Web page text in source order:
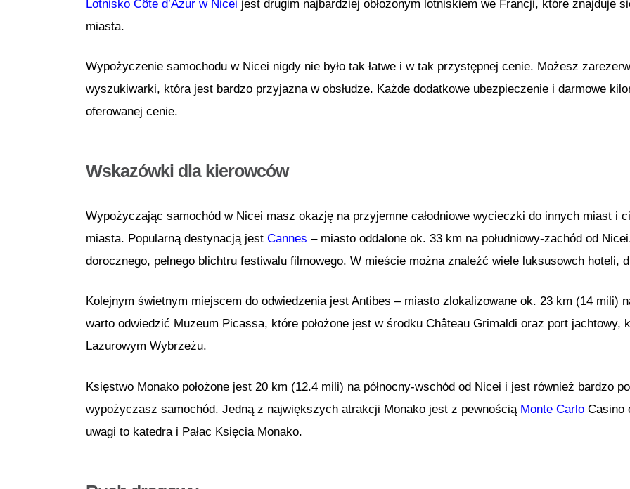
Lotnisko Côte d’Azur w Nicei jest drugim najbardziej obłożonym lotniskiem we Francji, które znajduje
miasta.
Wypożyczenie samochodu w Nicei nigdy nie było tak łatwe i w tak przystępnej cenie. Możesz
wyszukiwarki, która jest bardzo przyjazna w obsłudze. Każde dodatkowe ubezpieczenie i darmowe
oferowanej cenie.
Wskazówki dla kierowców
Wypożyczając samochód w Nicei masz okazję na przyjemne całodniowe wycieczki do innych miast i
miasta. Popularną destynacją jest Cannes – miasto oddalone ok. 33 km na południowy-zachód od
dorocznego, pełnego blichtru festiwalu filmowego. W mieście można znaleźć wiele luksusowch
Kolejnym świetnym miejscem do odwiedzenia jest Antibes – miasto zlokalizowane ok. 23 km (14 mili)
warto odwiedzić Muzeum Picassa, które położone jest w środku Château Grimaldi oraz port
Lazurowym Wybrzeżu.
Księstwo Monako położone jest 20 km (12.4 mili) na północny-wschód od Nicei i jest również bardzo
wypożyczasz samochód. Jedną z największych atrakcji Monako jest z pewnością Monte Carlo Casino
uwagi to katedra i Pałac Księcia Monako.